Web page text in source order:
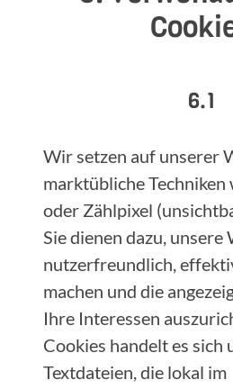
6.1
Wir setzen auf unserer
marktübliche Techniken
oder Zählpixel
Sie dienen dazu, unsere
nutzerfreundlich,
machen und die
Ihre Interessen
Cookies handelt es sich
Textdateien, die lokal im